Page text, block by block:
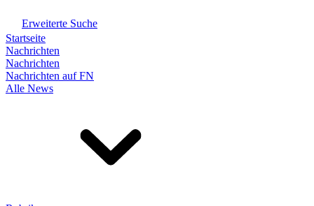
Erweiterte Suche
Startseite
Nachrichten
Nachrichten
Nachrichten auf FN
Alle News